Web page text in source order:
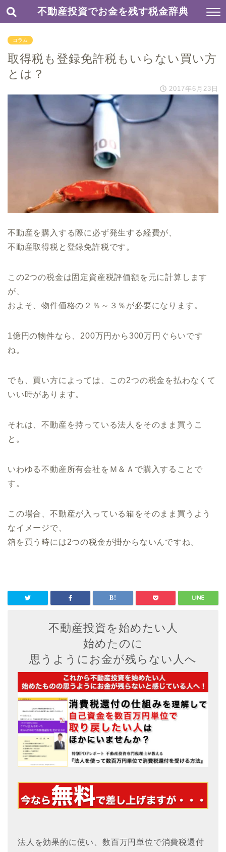
不動産投資でお金を残す税金辞典
コラム
取得税も登録免許税もいらない買い方
とは？
2017年6月23日
不動産を購入する際に必ず発生する経費が、
不動産取得税と登録免許税です。
この2つの税金は固定資産税評価額を元に計算します
が、
およそ、物件価格の２％～３％が必要になります。
1億円の物件なら、200万円から300万円ぐらいです
ね。
でも、買い方によっては、この2つの税金を払わなくて
いい時があります。
それは、不動産を持っている法人をそのまま買うこ
と。
いわゆる不動産所有会社をＭ＆Ａで購入することで
す。
この場合、不動産が入っている箱をそのまま買うよう
なイメージで、
箱を買う時には2つの税金が掛からないんですね。
不動産投資を始めたい人
始めたのに
思うようにお金が残らない人へ
法人を効果的に使い、数百万円単位で消費税還付